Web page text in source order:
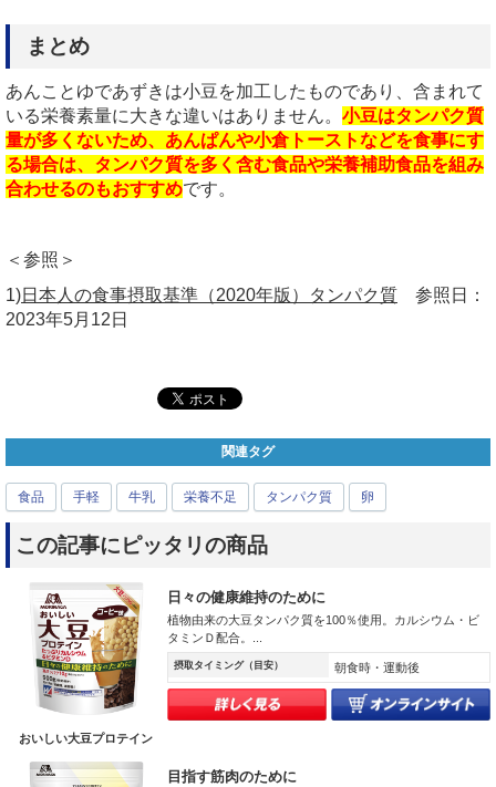
まとめ
あんことゆであずきは小豆を加工したものであり、含まれて
いる栄養素量に大きな違いはありません。 小豆はタンパク質
量が多くないため、あんぱんや小倉トーストなどを食事にす
る場合は、タンパク質を多く含む食品や栄養補助食品を組み
合わせるのもおすすめです。
＜参照＞
1)日本人の食事摂取基準（2020年版）タンパク質 参照日：
2023年5月12日
関連タグ
食品 手軽 牛乳 栄養不足 タンパク質 卵
この記事にピッタリの商品
おいしい大豆プロテイン
日々の健康維持のために
植物由来の大豆タンパク質を100％使用。カルシウム・ビ
タミンＤ配合。...
摂取タイミング（目安） 朝食時・運動後
目指す筋肉のために